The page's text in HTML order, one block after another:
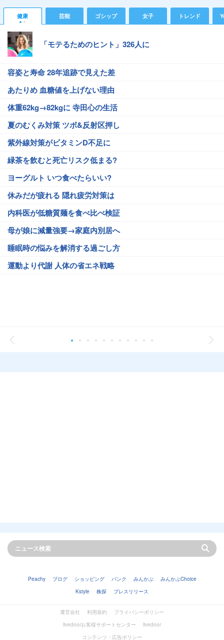
健康 芸能 ゴシップ 女子 トレンド
「モテるためのヒント」326人に
容姿と寿命 28年追跡で見えた差
あたりめ 血糖値を上げない理由
体重62kg→82kgに 寺田心の生活
夏のむくみ対策 ツボ&反射区押し
紫外線対策がビタミンD不足に
緑茶を飲むと死亡リスク低まる?
ヨーグルト いつ食べたらいい?
休みだが疲れる 隠れ疲労対策は
内科医が低糖質麺を食べ比べ検証
母が娘に減量強要→家庭内別居へ
睡眠時の悩みを解消する過ごし方
運動より代謝 人体の省エネ戦略
Peachy ブログ ショッピング バンク みんかぶ
みんかぶChoice
Kstyle
株探 プレスリリース
運営会社 利用規約
プライバシーポリシー
livedoorお客様サポートセンター
livedoor
コンテンツ・広告ポリシー